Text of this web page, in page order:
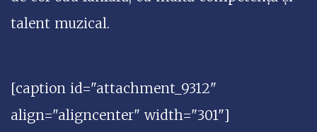
talent muzical.
[caption id="attachment_9312"
align="aligncenter" width="301"]